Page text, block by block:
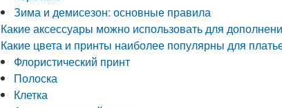
Зима и демисезон: основные правила
Какие аксессуары можно использовать для
Какие цвета и принты наиболее популярны для
Флористический принт
Полоска
Клетка